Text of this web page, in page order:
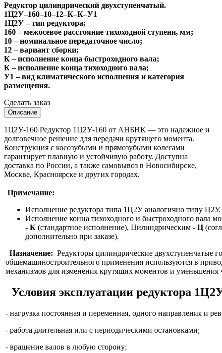
Редуктор цилиндрический двухступенчатый.
1Ц2У–160–10–12–К–К–У1
1Ц2У – тип редуктора;
160 – межосевое расстояние тихоходной ступени, мм;
10 – номинальное передаточное число;
12 – вариант сборки;
К – исполнение конца быстроходного вала;
К – исполнение конца тихоходного вала;
У1 – вид климатического исполнения и категория
размещения.
Сделать заказ
Описание
1Ц2У-160 Редуктор 1Ц2У-160 от АНБНК — это надежное и
долговечное решение для передачи крутящего момента.
Конструкция с косозубыми и прямозубыми колесами
гарантирует плавную и устойчивую работу. Доступна
доставка по России, а также самовывоз в Новосибирске,
Москве, Красноярске и других городах.
Примечание:
Исполнение редуктора типа 1Ц2У аналогично типу Ц2У.
Исполнение конца тихоходного и быстроходного вала
- К (стандартное исполнение), Цилиндрическим - Ц
дополнительно при заказе).
Назначение: Редукторы цилиндрические двухступенчатые
общемашиностроительного применения используются в
механизмов для изменения крутящих моментов и уменьшения
Условия эксплуатации редуктора
- нагрузка постоянная и переменная, одного направления и
- работа длительная или с периодическими остановками;
- вращение валов в любую сторону;